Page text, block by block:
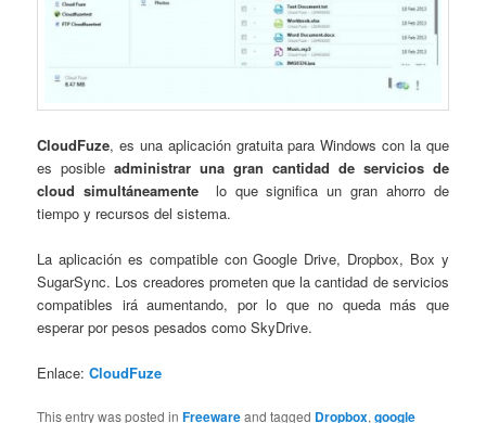
CloudFuze, es una aplicación gratuita para Windows con la que
es posibleadministrar una gran cantidad de servicios de
cloud simultáneamentelo que significa un gran ahorro de
tiempo y recursos del sistema.
La aplicación es compatible con Google Drive, Dropbox, Box y
SugarSync. Los creadores prometen que la cantidad de servicios
compatibles irá aumentando, por lo que no queda más que
esperar por pesos pesados como SkyDrive.
Enlace:CloudFuze
This entry was posted inFreewareand tagged Dropbox,google